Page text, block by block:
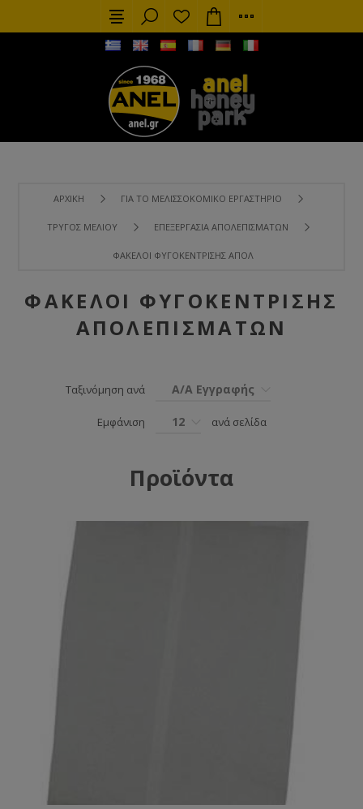
ΑΡΧΙΚΉ ΓΙΑ ΤΟ ΜΕΛΙΣΣΟΚΟΜΙΚΌ ΕΡΓΑΣΤΉΡΙΟ
ΤΡΎΓΟΣ ΜΕΛΙΟΎ ΕΠΕΞΕΡΓΑΣΊΑ ΑΠΟΛΕΠΙΣΜΆΤΩΝ
ΦΆΚΕΛΟΙ ΦΥΓΟΚΈΝΤΡΙΣΗΣ ΑΠΟΛΕΠΙΣΜΆΤΩΝ
ΦΆΚΕΛΟΙ ΦΥΓΟΚΈΝΤΡΙΣΗΣ
ΑΠΟΛΕΠΙΣΜΆΤΩΝ
Ταξινόμηση ανά Α/Α Εγγραφής
Εμφάνιση 12 ανά σελίδα
Προϊόντα